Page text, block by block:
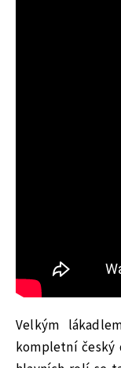
Velkým
kompletní český